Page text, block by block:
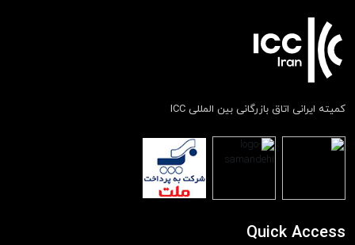
کمیته ایرانی اتاق بازرگانی بین المللی ICC
Quick Access